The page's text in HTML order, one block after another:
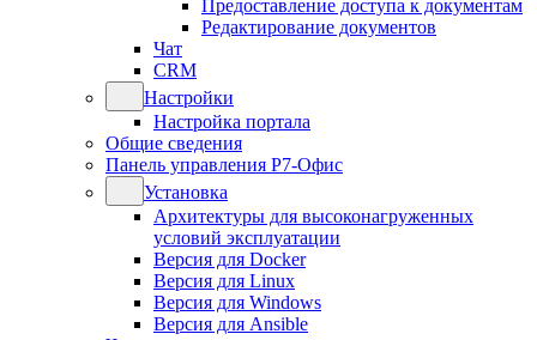
Предоставление доступа к документам
Редактирование документов
Чат
CRM
Настройки
Настройка портала
Общие сведения
Панель управления Р7-Офис
Установка
Архитектуры для высоконагруженных
условий эксплуатации
Версия для Docker
Версия для Linux
Версия для Windows
Версия для Ansible